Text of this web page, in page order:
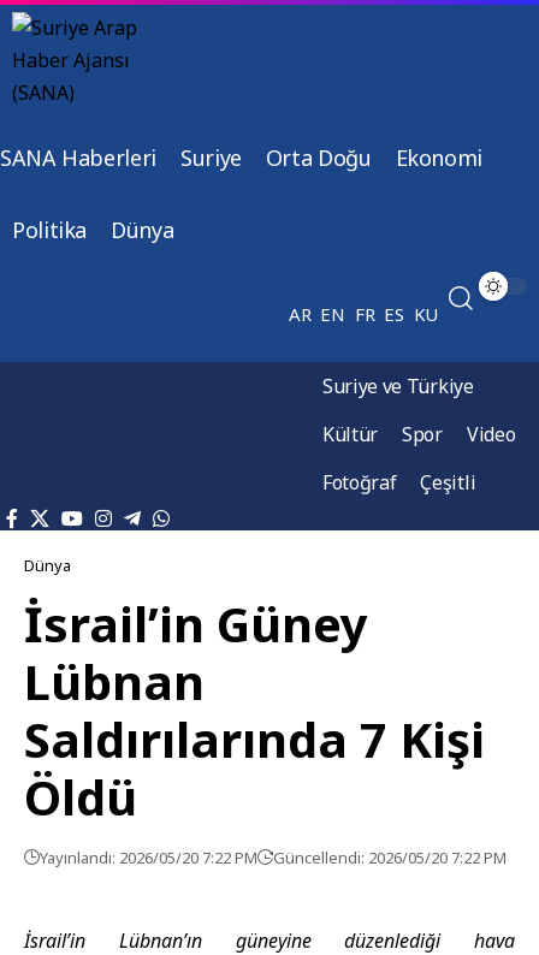
SANA Haberleri Suriye Orta Doğu Ekonomi
Politika Dünya
AR EN FR ES KU
Suriye ve Türkiye
Kültür
Spor
Video
Fotoğraf
Çeşitli
Dünya
İsrail’in Güney
Lübnan
Saldırılarında 7 Kişi
Öldü
Yayınlandı: 2026/05/20 7:22 PM Güncellendi: 2026/05/20 7:22 PM
İsrail’in Lübnan’ın güneyine düzenlediği hava